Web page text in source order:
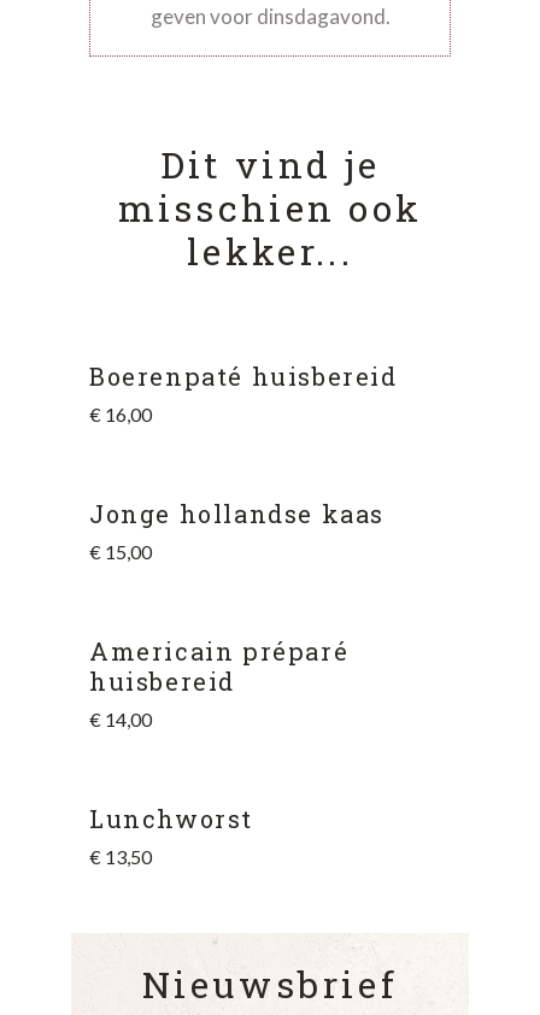
geven voor dinsdagavond.
Dit vind je
misschien ook
lekker...
Boerenpaté huisbereid
€ 16,00
Jonge hollandse kaas
€ 15,00
Americain préparé
huisbereid
€ 14,00
Lunchworst
€ 13,50
Nieuwsbrief